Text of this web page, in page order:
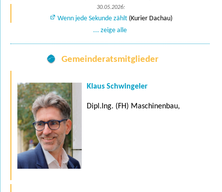
30.05.2026:
Wenn jede Sekunde zählt (Kurier Dachau)
... zeige alle
Gemeinderatsmitglieder
Klaus Schwingeler
Dipl.Ing. (FH) Maschinenbau,